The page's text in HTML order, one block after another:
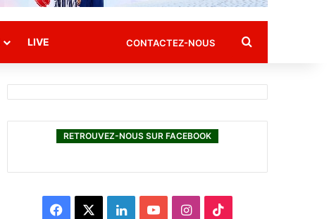
LIVE CONTACTEZ-NOUS Rechercher
RETROUVEZ-NOUS SUR FACEBOOK
L
I